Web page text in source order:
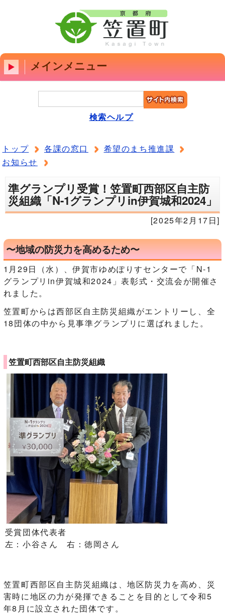
メインメニュー
検索ヘルプ
トップ 各課の窓口
希望のまち推進課
お知らせ
準グランプリ受賞！笠置町西部区自主防
災組織「N-1グランプリin伊賀城和2024」
[2025年2月17日]
〜地域の防災力を高めるため〜
1月29日（水）、伊賀市ゆめぽりすセンターで「N-1
グランプリin伊賀城和2024」表彰式・交流会が開催さ
れました。
笠置町からは西部区自主防災組織がエントリーし、全
18団体の中から見事準グランプリに選ばれました。
笠置町西部区自主防災組織
受賞団体代表者
左：小谷さん 右：徳岡さん
笠置町西部区自主防災組織は、地区防災力を高め、災
害時に地区の力が発揮できることを目的として令和5
年8月に設立された団体です。